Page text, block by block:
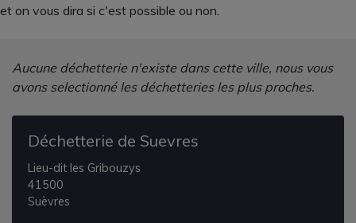
et on vous dira si c'est possible ou non.
Aucune déchetterie n'existe dans cette ville, nous vous
avons selectionné les déchetteries les plus proches.
Déchetterie de Suevres
Lieu-dit les Gribouzys
41500
Suèvres